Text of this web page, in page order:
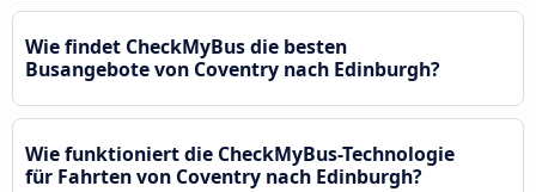
Wie findet CheckMyBus die besten
Busangebote von Coventry nach Edinburgh?
Wie funktioniert die CheckMyBus-Technologie
für Fahrten von Coventry nach Edinburgh?